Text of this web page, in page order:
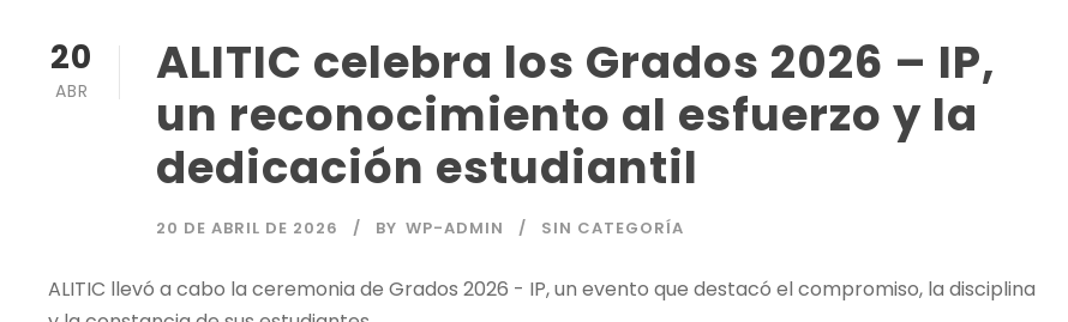
20
ABR
ALITIC celebra los Grados 2026 – IP,
un reconocimiento al esfuerzo y la
dedicación estudiantil
20 DE ABRIL DE 2026 BY WP-ADMIN SIN CATEGORÍA
ALITIC llevó a cabo la ceremonia de Grados 2026 - IP, un evento que destacó el compromiso, la disciplina